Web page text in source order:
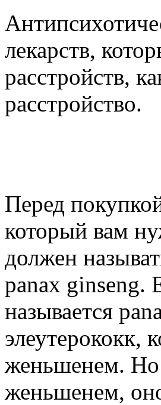
лекарств,
расстройств,
расстройство.
Перед
который вам
должен
panax ginseng.
называется
элеутерококк,
женьшенем. Но
женьшенем,